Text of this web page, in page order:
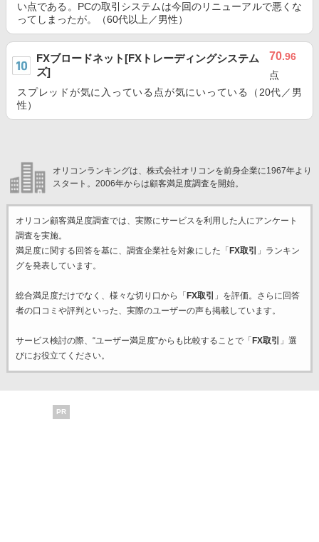
い点である。PCの取引システムは今回のリニューアルで悪くな
ってしまったが。（60代以上／男性）
FXブロードネット[FXトレーディングシステム
ズ]
70.96
点
スプレッドが気に入っている点が気にいっている（20代／男
性）
オリコンランキングは、株式会社オリコンを前身企業に1967年より
スタート。2006年からは顧客満足度調査を開始。
オリコン顧客満足度調査では、実際にサービスを利用した 人にアンケート
調査を実施。
満足度に関する回答を基に、調査企業社を対象にした「 FX取引
」ランキン
グを発表しています。
総合満足度だけでなく、様々な切り口から「 FX取引
」を評価。さらに回答
者の口コミや評判といった、実際のユーザーの声も掲載しています。
サービス検討の際、“ユーザー満足度”からも比較することで「 FX取引
」選
びにお役立てください。
PR